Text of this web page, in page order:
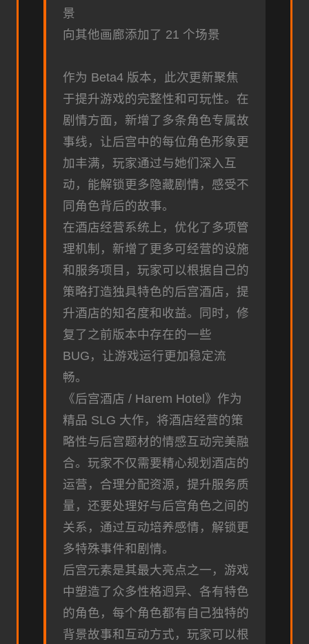
景
向其他画廊添加了 21 个场景
作为 Beta4 版本，此次更新聚焦
于提升游戏的完整性和可玩性。在
剧情方面，新增了多条角色专属故
事线，让后宫中的每位角色形象更
加丰满，玩家通过与她们深入互
动，能解锁更多隐藏剧情，感受不
同角色背后的故事。
在酒店经营系统上，优化了多项管
理机制，新增了更多可经营的设施
和服务项目，玩家可以根据自己的
策略打造独具特色的后宫酒店，提
升酒店的知名度和收益。同时，修
复了之前版本中存在的一些
BUG，让游戏运行更加稳定流
畅。
《后宫酒店 / Harem Hotel》作为
精品 SLG 大作，将酒店经营的策
略性与后宫题材的情感互动完美融
合。玩家不仅需要精心规划酒店的
运营，合理分配资源，提升服务质
量，还要处理好与后宫角色之间的
关系，通过互动培养感情，解锁更
多特殊事件和剧情。
后宫元素是其最大亮点之一，游戏
中塑造了众多性格迥异、各有特色
的角色，每个角色都有自己独特的
背景故事和互动方式，玩家可以根